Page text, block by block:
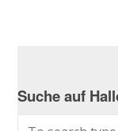
Suche auf